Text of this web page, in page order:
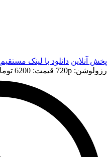
پخش آنلاین دانلود با لينک مستقيم
رزولوشن: 720p
قيمت: 6200 تومان